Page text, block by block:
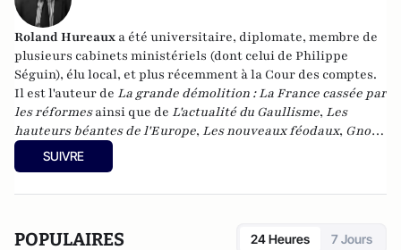
Roland Hureaux a été universitaire, diplomate, membre de
plusieurs cabinets ministériels (dont celui de Philippe
Séguin), élu local, et plus récemment à la Cour des comptes.
Il est l'auteur de La grande démolition : La France cassée par
les réformes ainsi que de L'actualité du Gaullisme, Les
hauteurs béantes de l'Europe, Les nouveaux féodaux, Gnose
et gnostiques des origines à nos jours
SUIVRE
POPULAIRES 24 Heures 7 Jours